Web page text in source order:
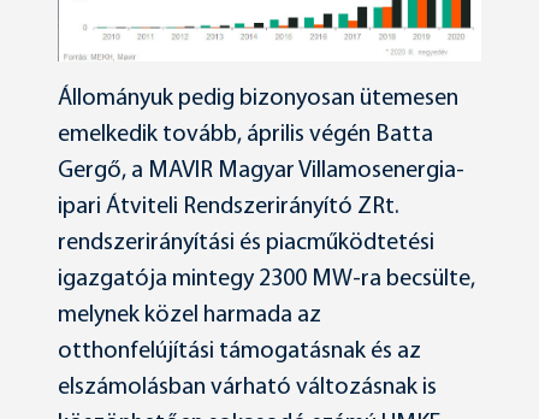
Állományuk pedig bizonyosan ütemesen
emelkedik tovább, április végén Batta
Gergő, a MAVIR Magyar Villamosenergia-
ipari Átviteli Rendszerirányító ZRt.
rendszerirányítási és piacműködtetési
igazgatója mintegy 2300 MW-ra becsülte,
melynek közel harmada az
otthonfelújítási támogatásnak és az
elszámolásban várható változásnak is